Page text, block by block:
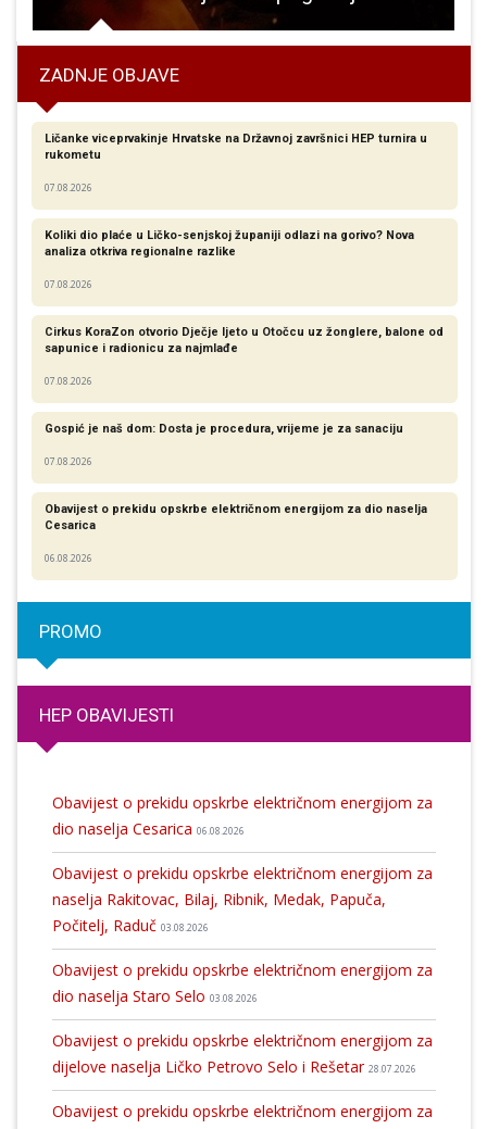
ZADNJE OBJAVE
Ličanke viceprvakinje Hrvatske na Državnoj završnici HEP turnira u
rukometu
07.08.2026
Koliki dio plaće u Ličko-senjskoj županiji odlazi na gorivo? Nova
analiza otkriva regionalne razlike​
07.08.2026
Cirkus KoraZon otvorio Dječje ljeto u Otočcu uz žonglere, balone od
sapunice i radionicu za najmlađe
07.08.2026
Gospić je naš dom: Dosta je procedura, vrijeme je za sanaciju
07.08.2026
Obavijest o prekidu opskrbe električnom energijom za dio naselja
Cesarica
06.08.2026
PROMO
HEP OBAVIJESTI
Obavijest o prekidu opskrbe električnom energijom za
dio naselja Cesarica 06.08.2026
Obavijest o prekidu opskrbe električnom energijom za
naselja Rakitovac, Bilaj, Ribnik, Medak, Papuča,
Počitelj, Raduč 03.08.2026
Obavijest o prekidu opskrbe električnom energijom za
dio naselja Staro Selo 03.08.2026
Obavijest o prekidu opskrbe električnom energijom za
dijelove naselja Ličko Petrovo Selo i Rešetar 28.07.2026
Obavijest o prekidu opskrbe električnom energijom za